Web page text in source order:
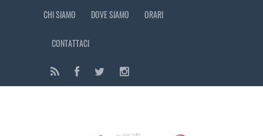
CHI SIAMO DOVE SIAMO ORARI
CONTATTACI